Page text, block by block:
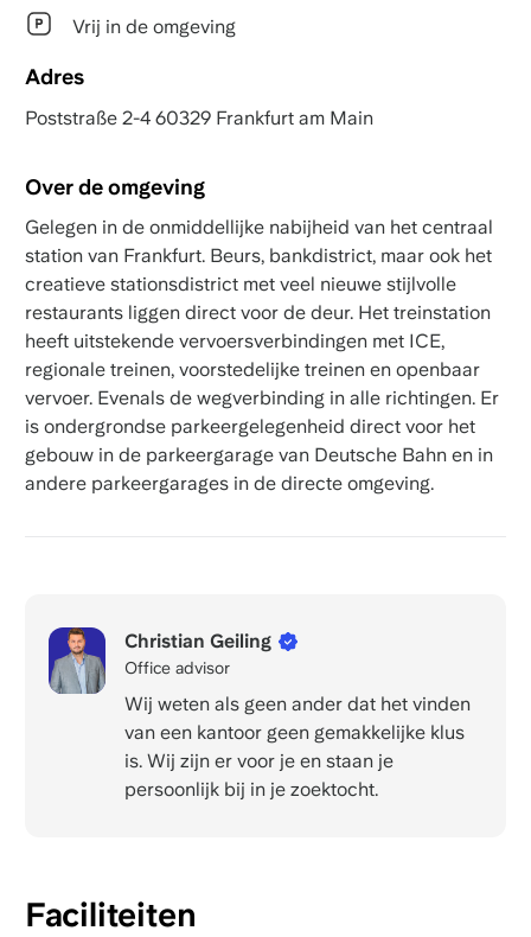
Vrij in de omgeving
Adres
Poststraße 2-4 60329 Frankfurt am Main
Over de omgeving
Gelegen in de onmiddellijke nabijheid van het centraal
station van Frankfurt. Beurs, bankdistrict, maar ook het
creatieve stationsdistrict met veel nieuwe stijlvolle
restaurants liggen direct voor de deur. Het treinstation
heeft uitstekende vervoersverbindingen met ICE,
regionale treinen, voorstedelijke treinen en openbaar
vervoer. Evenals de wegverbinding in alle richtingen. Er
is ondergrondse parkeergelegenheid direct voor het
gebouw in de parkeergarage van Deutsche Bahn en in
andere parkeergarages in de directe omgeving.
Christian Geiling
Office advisor
Wij weten als geen ander dat het vinden
van een kantoor geen gemakkelijke klus
is. Wij zijn er voor je en staan je
persoonlijk bij in je zoektocht.
Faciliteiten